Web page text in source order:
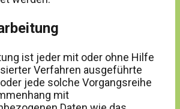
ist jeder mit oder ohne Hilfe
Verfahren ausgeführte
jede solche Vorgangsreihe
mit